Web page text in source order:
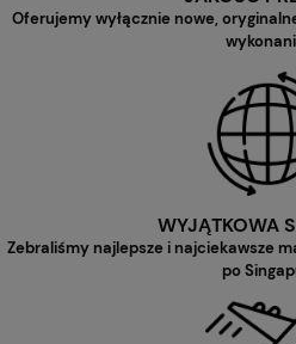
Oferujemy wyłącznie nowe,
WYJĄTKOWA
Zebraliśmy najlepsze i najciekawsze
po